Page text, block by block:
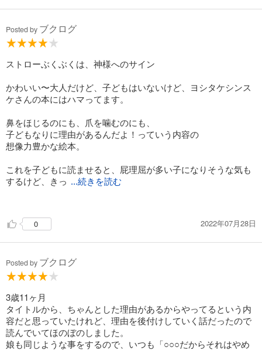
Posted by ブクログ
ストローぶくぶくは、神様へのサイン
かわいい〜大人だけど、子どもはいないけど、ヨシタケシンス
ケさんの本にはハマってます。
鼻をほじるのにも、爪を噛むのにも、
子どもなりに理由があるんだよ！っていう内容の
想像力豊かな絵本。
これを子どもに読ませると、屁理屈が多い子になりそうな気も
するけど、きっ ...続きを読む
久しぶりに私もぶくぶくしてみよっかな。
0 2022年07月28日
Posted by ブクログ
3歳11ヶ月
タイトルから、ちゃんとした理由があるからやってるという内
容だと思っていたけれど、理由を後付けしていく話だったので
読んでいてほのぼのしました。
娘も同じような事をするので、いつも「○○○だからそれはやめ